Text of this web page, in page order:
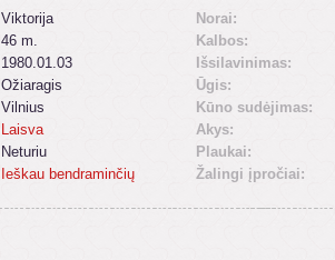
Viktorija
46 m.
1980.01.03
Ožiaragis
Vilnius
Laisva
Neturiu
Ieškau bendraminčių
Norai:
Kalbos:
Išsilavinimas:
Ūgis:
Kūno sudėjimas:
Akys:
Plaukai:
Žalingi įpročiai: